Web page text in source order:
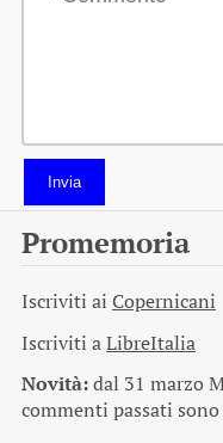
Invia
Promemoria
Iscriviti ai Copernicani
Iscriviti aLibreItalia
Novità:dal 31 marzo
commenti passati